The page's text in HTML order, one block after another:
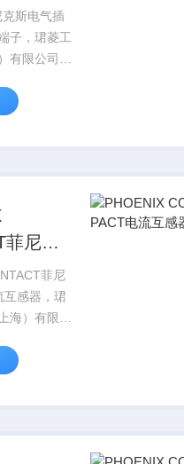
斯电气插
子，珺菱工
有限公司销
克斯电气全
格好，
菲尼克
互感器
菲尼
互感器，珺
海）有限公
克斯电气全
格好，